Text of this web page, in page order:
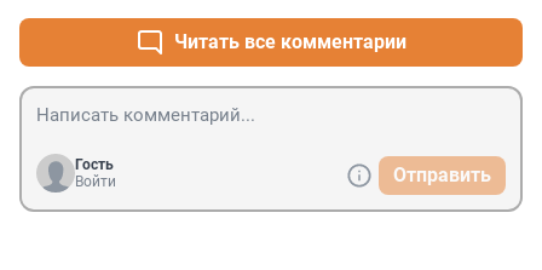
Читать все комментарии
Гость
Войти
Отправить